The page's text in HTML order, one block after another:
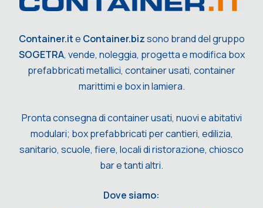
Container.ite Container.bizsono brand del gruppo
SOGETRA, vende, noleggia, progetta e modifica box
prefabbricati metallici, container usati, container
marittimi e box in lamiera.
Pronta consegna di container usati, nuovi e abitativi
modulari; box prefabbricati per cantieri, edilizia,
sanitario, scuole, fiere, locali di ristorazione, chiosco
bar e tanti altri.
Dove siamo: